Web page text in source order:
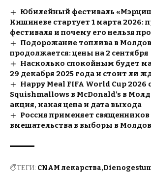
Юбилейный фестиваль
Кишиневе стартует 1 марта 2026:
фестиваля и почему его нельзя
Подорожание топлива в
продолжается: цены на 2 сентября
Насколько спокойным будет
29 декабря 2025 года и стоит ли
Happy Meal FIFA World Cup 2026
Squishmallows в McDonald’s в
акция, какая цена и дата выхода
Россия применяет священников
вмешательства в выборы в
ТЕГИ: CNAM лекарства